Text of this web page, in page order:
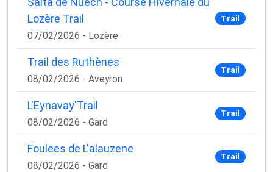
×
🚴‍♂️ Rejoignez la communauté des coureurs
et triathlètes passionnés
Lozère Trail
07/02/2026 - Lozère
Trail
Trail des Ruthènes
08/02/2026 - Aveyron
Trail
L'Eynavay'Trail
08/02/2026 - Gard
Trail
Foulees de L'alauzene
08/02/2026 - Gard
Trail